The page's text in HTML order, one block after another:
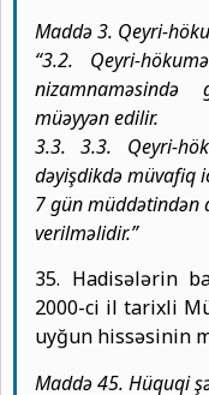
Maddə 3. Qeyri-
“3.2. Qeyri-
müəyyən edilir.
3.3. 3.3. Qeyri-
dəyişdikdə müvafiq
7 gün müddətindən
verilməlidir.”
35. Hadisələrin
2000-ci il tarixli
uyğun hissəsinin
Maddə 45. Hüquqi